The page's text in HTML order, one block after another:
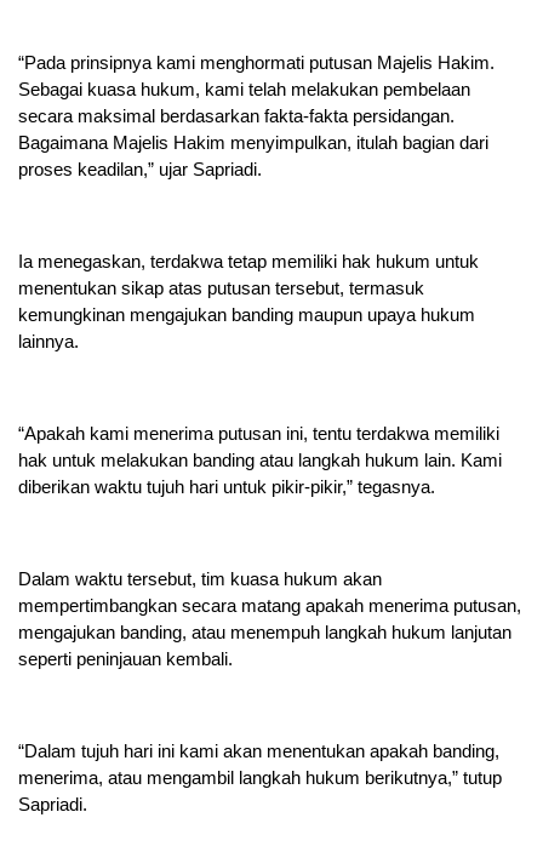
“Pada prinsipnya kami menghormati putusan Majelis Hakim.
Sebagai kuasa hukum, kami telah melakukan pembelaan
secara maksimal berdasarkan fakta-fakta persidangan.
Bagaimana Majelis Hakim menyimpulkan, itulah bagian dari
proses keadilan,” ujar Sapriadi.
Ia menegaskan, terdakwa tetap memiliki hak hukum untuk
menentukan sikap atas putusan tersebut, termasuk
kemungkinan mengajukan banding maupun upaya hukum
lainnya.
“Apakah kami menerima putusan ini, tentu terdakwa memiliki
hak untuk melakukan banding atau langkah hukum lain. Kami
diberikan waktu tujuh hari untuk pikir-pikir,” tegasnya.
Dalam waktu tersebut, tim kuasa hukum akan
mempertimbangkan secara matang apakah menerima putusan,
mengajukan banding, atau menempuh langkah hukum lanjutan
seperti peninjauan kembali.
“Dalam tujuh hari ini kami akan menentukan apakah banding,
menerima, atau mengambil langkah hukum berikutnya,” tutup
Sapriadi.